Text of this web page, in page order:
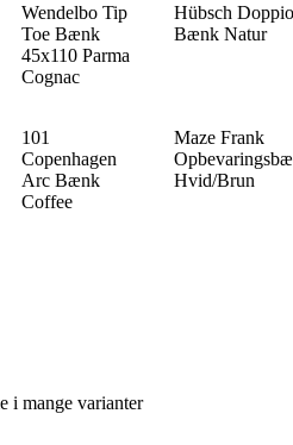
Wendelbo Tip
Toe Bænk
45x110 Parma
Cognac
Hübsch Doppio
Bænk Natur
101
Copenhagen
Arc Bænk
Coffee
Maze Frank
Hvid/Brun
i mange varianter